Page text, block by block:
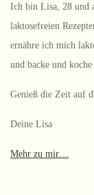
Ich bin Lisa, 28 und
laktosefreien
ernähre ich mich
und backe und
Genieß die Zeit auf
Deine Lisa
Mehr zu mir…